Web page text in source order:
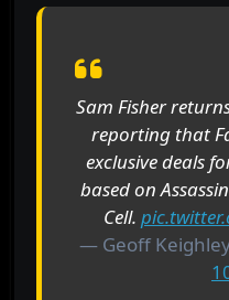
Sam Fisher
reporting that
exclusive deals
based on
Cell.
— Geoff